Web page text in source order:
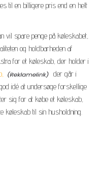
til en billigere pris end en helt
vil spare penge på køleskabet,
og holdbarheden af
for et køleskab, der holder i
der går i
idé at undersøge forskellige
sig for at købe et køleskab,
køleskab til sin husholdning.